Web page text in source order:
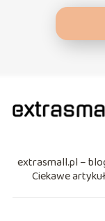
extrasmall.pl –
Ciekawe